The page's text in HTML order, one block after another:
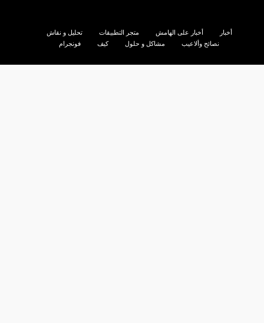
أخبار أخبار على الهامش متجر التطبيقات
تحليل و نقاش
نصائح وألاعيب
مشاكل و حلول كيف فونجرام